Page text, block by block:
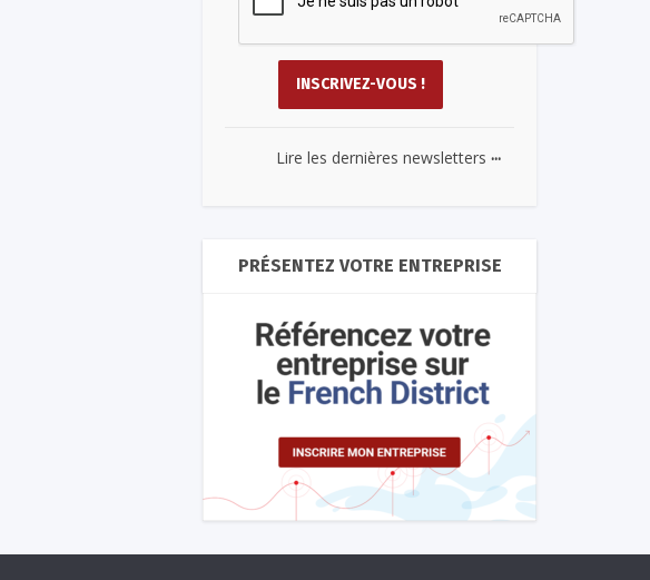
Lire les dernières newsletters ...
PRÉSENTEZ VOTRE ENTREPRISE